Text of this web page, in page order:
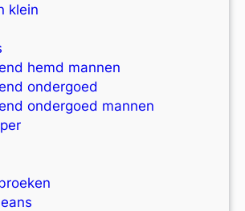
klein
hemd mannen
ondergoed
ondergoed mannen